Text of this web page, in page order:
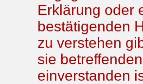
Erklärung oder
bestätigenden
zu verstehen
sie
einverstanden